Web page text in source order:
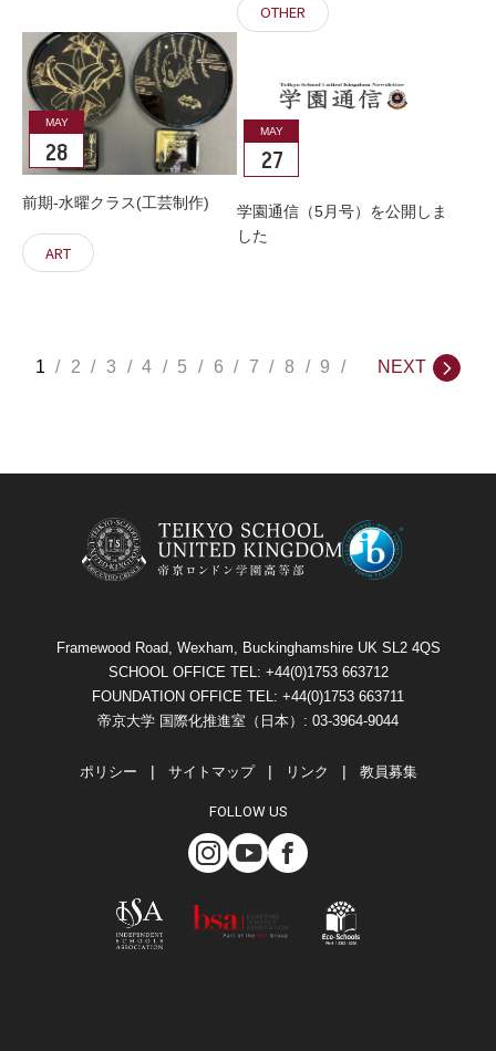
OTHER
MAY
28
前期-水曜クラス(工芸制作)
ART
MAY
27
学園通信（5月号）を公開しま
した
1 2 3 4 5 6 7 8 9 NEXT
Framewood Road, Wexham, Buckinghamshire UK SL2 4QS
SCHOOL OFFICE TEL: +44(0)1753 663712
FOUNDATION OFFICE TEL: +44(0)1753 663711
帝京大学 国際化推進室（日本）: 03-3964-9044
ポリシー サイトマップ リンク 教員募集
FOLLOW US